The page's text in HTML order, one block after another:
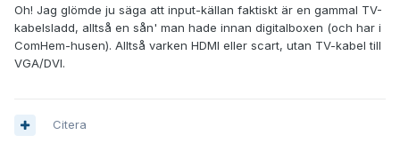
Oh! Jag glömde ju säga att input-källan faktiskt är en gammal TV-
kabelsladd, alltså en sån' man hade innan digitalboxen (och har i
ComHem-husen). Alltså varken HDMI eller scart, utan TV-kabel till
VGA/DVI.
Citera